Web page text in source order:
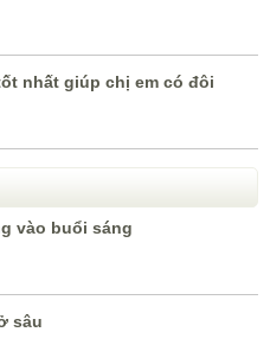
nhất giúp chị em có đôi
vào buổi sáng
sâu